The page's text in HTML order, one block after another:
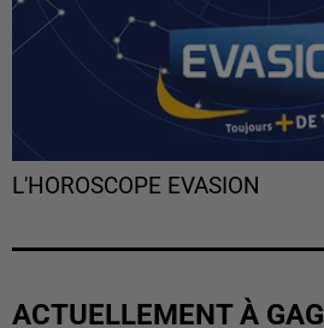
L'HOROSCOPE EVASION
ACTUELLEMENT À